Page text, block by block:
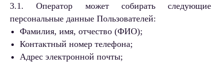
3.1. Оператор может собирать следующие
персональные данные Пользователей:
Фамилия, имя, отчество (ФИО);
Контактный номер телефона;
Адрес электронной почты;